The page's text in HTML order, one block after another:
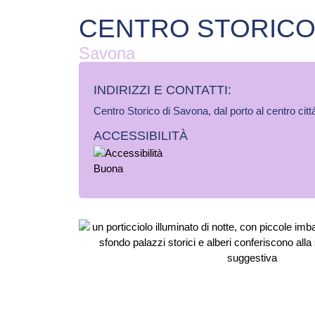
CENTRO STORICO
Savona
INDIRIZZI E CONTATTI:​
Centro Storico di Savona, dal porto al centro
ACCESSIBILITÀ